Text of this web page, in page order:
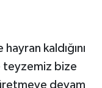
kaldığını
teyzemiz bize
devam